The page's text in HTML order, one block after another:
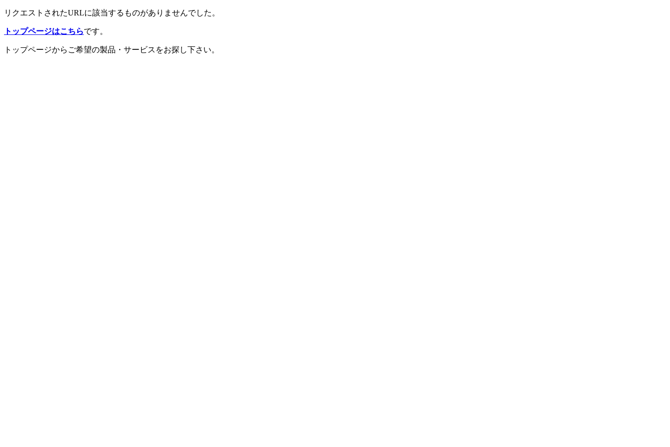
リクエストされたURLに該当するものがありませんでした。
トップページはこちらです。
トップページからご希望の製品・サービスをお探し下さい。